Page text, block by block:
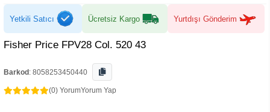
Yetkili Satıcı Ücretsiz Kargo Yurtdışı Gönderim
Fisher Price FPV28 Col. 520 43
Barkod : 8058253450440
(0) YorumYorum Yap